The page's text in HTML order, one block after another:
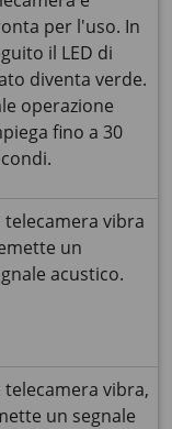
per l'uso. In
il LED di
diventa verde.
operazione
fino a 30
telecamera vibra
un
acustico.
telecamera vibra,
un segnale